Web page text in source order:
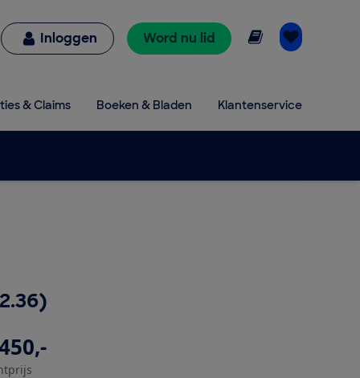
Inloggen Word nu lid Online lezen
& Claims Boeken & Bladen Klantenservice